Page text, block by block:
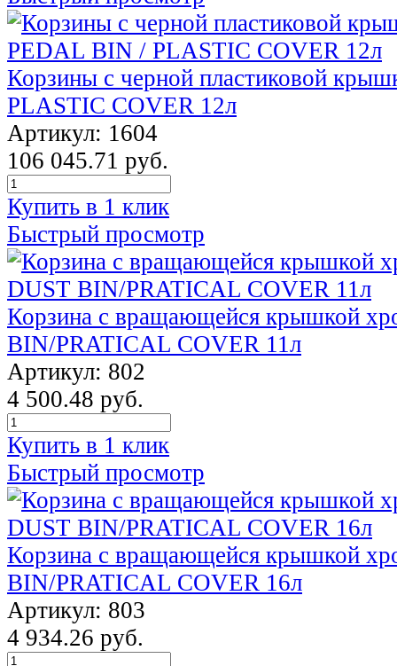
Корзины с черной пластиковой
PLASTIC COVER 12л
Артикул: 1604
106 045.71 руб.
Купить в 1 клик
Быстрый просмотр
Корзина с вращающейся крышкой
BIN/PRATICAL COVER 11л
Артикул: 802
4 500.48 руб.
Купить в 1 клик
Быстрый просмотр
Корзина с вращающейся крышкой
BIN/PRATICAL COVER 16л
Артикул: 803
4 934.26 руб.